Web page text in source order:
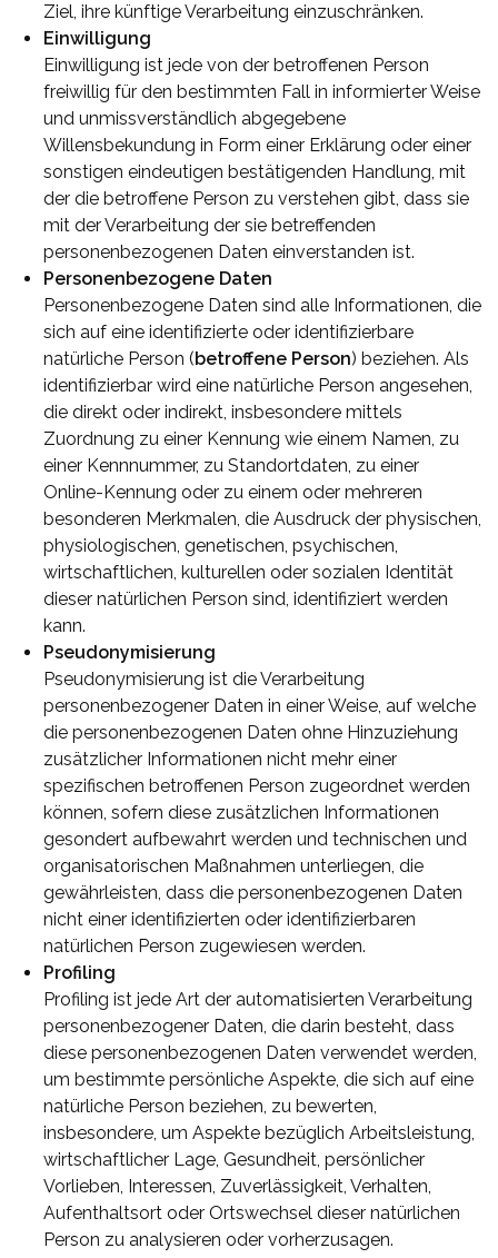
Ziel, ihre künftige Verarbeitung einzuschränken.
Einwilligung
Einwilligung ist jede von der betroffenen Person
freiwillig für den bestimmten Fall in informierter Weise
und unmissverständlich abgegebene
Willensbekundung in Form einer Erklärung oder einer
sonstigen eindeutigen bestätigenden Handlung, mit
der die betroffene Person zu verstehen gibt, dass sie
mit der Verarbeitung der sie betreffenden
personenbezogenen Daten einverstanden ist.
Personenbezogene Daten
Personenbezogene Daten sind alle Informationen, die
sich auf eine identifizierte oder identifizierbare
natürliche Person (betroffene Person) beziehen. Als
identifizierbar wird eine natürliche Person angesehen,
die direkt oder indirekt, insbesondere mittels
Zuordnung zu einer Kennung wie einem Namen, zu
einer Kennnummer, zu Standortdaten, zu einer
Online-Kennung oder zu einem oder mehreren
besonderen Merkmalen, die Ausdruck der physischen,
physiologischen, genetischen, psychischen,
wirtschaftlichen, kulturellen oder sozialen Identität
dieser natürlichen Person sind, identifiziert werden
kann.
Pseudonymisierung
Pseudonymisierung ist die Verarbeitung
personenbezogener Daten in einer Weise, auf welche
die personenbezogenen Daten ohne Hinzuziehung
zusätzlicher Informationen nicht mehr einer
spezifischen betroffenen Person zugeordnet werden
können, sofern diese zusätzlichen Informationen
gesondert aufbewahrt werden und technischen und
organisatorischen Maßnahmen unterliegen, die
gewährleisten, dass die personenbezogenen Daten
nicht einer identifizierten oder identifizierbaren
natürlichen Person zugewiesen werden.
Profiling
Profiling ist jede Art der automatisierten Verarbeitung
personenbezogener Daten, die darin besteht, dass
diese personenbezogenen Daten verwendet werden,
um bestimmte persönliche Aspekte, die sich auf eine
natürliche Person beziehen, zu bewerten,
insbesondere, um Aspekte bezüglich Arbeitsleistung,
wirtschaftlicher Lage, Gesundheit, persönlicher
Vorlieben, Interessen, Zuverlässigkeit, Verhalten,
Aufenthaltsort oder Ortswechsel dieser natürlichen
Person zu analysieren oder vorherzusagen.